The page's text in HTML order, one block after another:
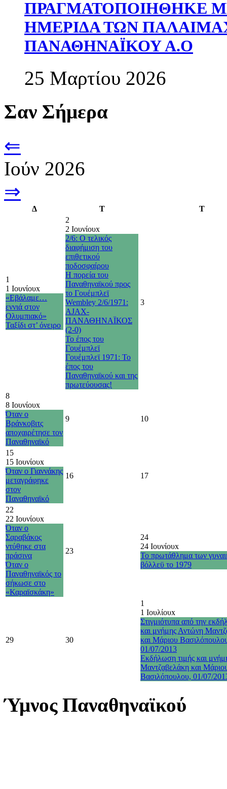
ΠΡΑΓΜΑΤΟΠΟΙΗΘΗΚΕ
ΗΜΕΡΙΔΑ ΤΩΝ
ΠΑΝΑΘΗΝΑΪΚΟΥ Α.Ο
25 Μαρτίου 2026
Σαν Σήμερα
⇐
Ιούν 2026
⇒
Δ Τ Τ
1
1 Ιουνίουx
«Εβάλαμε…
εννιά στον
Ολυμπιακό»
Ταξίδι στ’ όνειρο
2
2 Ιουνίουx
2/6: Ο τελικός
διαφήμιση του
επιθετικού
ποδοσφαίρου
Η πορεία του
Παναθηναϊκού προς
το Γουέμπλεϊ
Wembley 2/6/1971:
AJAX-
ΠΑΝΑΘΗΝΑΪΚΟΣ
(2-0)
Το έπος του
Γουέμπλεϊ
Γουέμπλεϊ 1971: Το
έπος του
Παναθηναϊκού και της
πρωτεύουσας!
3
8
8 Ιουνίουx
Όταν ο
Βράνκοβιτς
αποχαιρέτησε τον
Παναθηναϊκό
9 10
15
15 Ιουνίουx
Όταν ο Γιαννάκης
μεταγράφηκε
στον
Παναθηναϊκό
16 17
22
22 Ιουνίουx
Όταν ο
Σαραβάκος
ντύθηκε στα
πράσινα
Όταν ο
Παναθηναϊκός το
σήκωσε στο
«Καραϊσκάκη»
23
24
24 Ιουνίουx
Το πρωτάθλημα των
βόλλεϋ το 1979
29 30
1
1 Ιουλίουx
Στιγμιότυπα από την
και μνήμης Αντώνη
και Μάριου
01/07/2013
Εκδήλωση τιμής και
Μαντζαβελάκη και
Βασιλόπουλου, 01/07/
Ύμνος Παναθηναϊκού